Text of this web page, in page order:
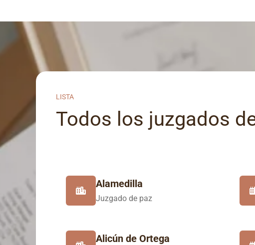
LISTA
Todos los juzgados
Alamedilla
Juzgado de paz
Alicún de Ortega